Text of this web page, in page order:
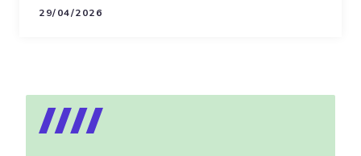
29/04/2026